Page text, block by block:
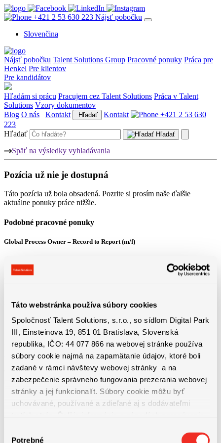
Táto webstránka používa súbory cookies
Spoločnosť Talent Solutions, s.r.o., so sídlom Digital Park
III, Einsteinova 19, 851 01 Bratislava, Slovenská
republika, IČO: 44 077 866 na webovej stránke používa
súbory cookie najmä na zapamätanie údajov, ktoré boli
zadané v rámci návštevy webovej stránky a na
zabezpečenie správneho fungovania prezerania webovej
stránky a jej funkcionalít. Súbory cookie môžu byť
uchovávané, používané a zdieľané aj s dodávateľmi
osobných údajov
Potrebné
+421 2 53 630 223 Nájsť pobočku
Slovenčina
Nájsť pobočku Talent Solutions Group Pracovné ponuky Práca pre
Henkel Pre klientov
Pre kandidátov
Hľadám si prácu Pracujem cez Talent Solutions Práca v Talent
Solutions Vzory dokumentov
Blog O nás Kontakt Hľadať Kontakt
+421 2 53 630
223
Hľadať
Hľadať
Späť na výsledky vyhladávania
Pozícia už nie je dostupná
Táto pozícia už bola obsadená. Pozrite si prosím naše ďalšie
aktuálne ponuky práce nižšie.
Podobné pracovné ponuky
Global Process Owner – Record to Report (m/f)
3800 - 4600 € + 13. plat + výkonnostný bonus
Vodič / vodička domiešavača betónu – 13.plat a mnoho ďalších benefitov
Košice
1100 - 1650 € Priemerná hrubá mzda od 1650 € (z...
Detail pracovnej ponuky
Technická údržba výrobných liniek | ubytovanie, bonusy a nadštandardné
príplatky
Bratislava
1550 - 1750 € + dochádzkový bonus 50€ + mesačné...